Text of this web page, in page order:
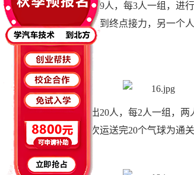
每班选择9人，每3人一组，进
点重新开始，到终点接力，另一个
次。。
每班选出20人，每2人一组，
到终点，依次运送完20个气球为通